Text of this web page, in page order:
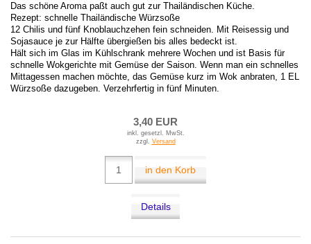
Das schöne Aroma paßt auch gut zur Thailändischen Küche.
Rezept: schnelle Thailändische Würzsoße
12 Chilis und fünf Knoblauchzehen fein schneiden. Mit Reisessig und
Sojasauce je zur Hälfte übergießen bis alles bedeckt ist.
Hält sich im Glas im Kühlschrank mehrere Wochen und ist Basis für
schnelle Wokgerichte mit Gemüse der Saison. Wenn man ein schnelles
Mittagessen machen möchte, das Gemüse kurz im Wok anbraten, 1 EL
Würzsoße dazugeben. Verzehrfertig in fünf Minuten.
3,40 EUR
inkl. gesetzl. MwSt.
zzgl. Versand
in den Korb
Details